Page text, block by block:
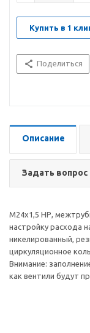
Купить в 1
Поделиться
Описание
Задать вопрос
М24х1,5 НР,
настройку расхода
никелированный,
циркуляционное
Внимание:
как вентили будут